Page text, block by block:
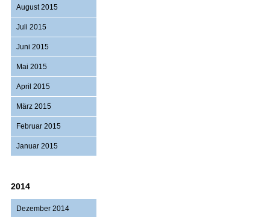
August 2015
Juli 2015
Juni 2015
Mai 2015
April 2015
März 2015
Februar 2015
Januar 2015
2014
Dezember 2014